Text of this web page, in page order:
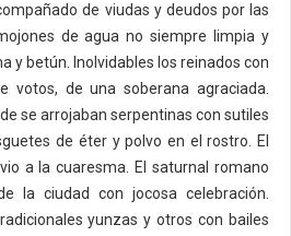
de viudas y deudos por las
de agua no siempre limpia y
y betún. Inolvidables los reinados con
votos, de una soberana agraciada.
se arrojaban serpentinas con sutiles
de éter y polvo en el rostro. El
a la cuaresma. El saturnal romano
la ciudad con jocosa celebración.
yunzas y otros con bailes